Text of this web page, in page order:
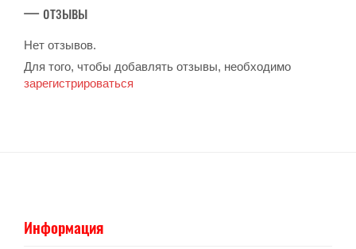
— отзывы
Нет отзывов.
Для того, чтобы добавлять отзывы, необходимо
зарегистрироваться
Информация